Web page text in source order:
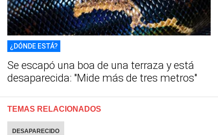
¿DÓNDE ESTÁ?
Se escapó una boa de una terraza y está
desaparecida: "Mide más de tres metros"
TEMAS RELACIONADOS
DESAPARECIDO